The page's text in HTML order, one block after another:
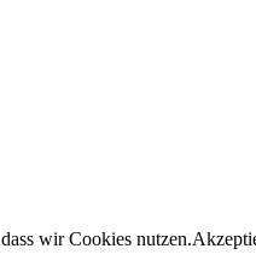
wir Cookies nutzen.